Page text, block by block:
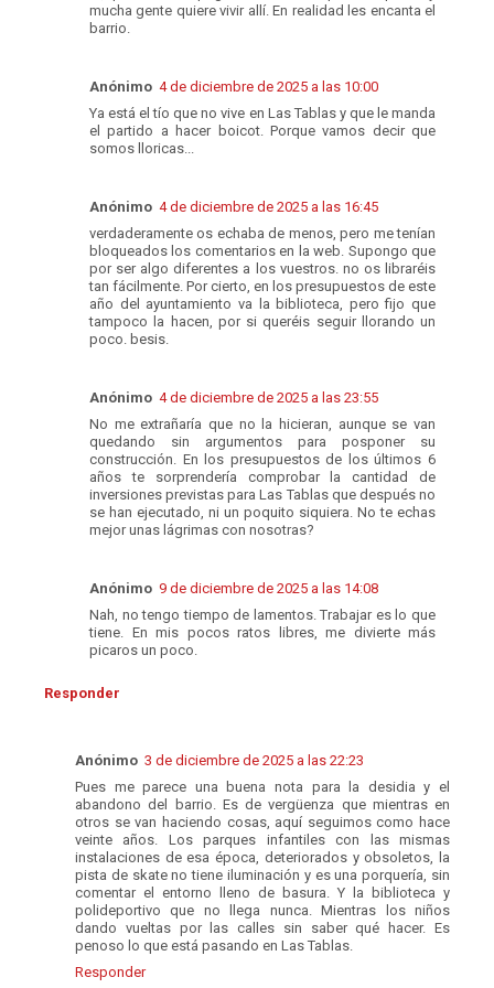
mucha gente quiere vivir allí. En realidad les encanta el
barrio.
Anónimo 4 de diciembre de 2025 a las 10:00
Ya está el tío que no vive en Las Tablas y que le manda
el partido a hacer boicot. Porque vamos decir que
somos lloricas...
Anónimo 4 de diciembre de 2025 a las 16:45
verdaderamente os echaba de menos, pero me tenían
bloqueados los comentarios en la web. Supongo que
por ser algo diferentes a los vuestros. no os libraréis
tan fácilmente. Por cierto, en los presupuestos de este
año del ayuntamiento va la biblioteca, pero fijo que
tampoco la hacen, por si queréis seguir llorando un
poco. besis.
Anónimo 4 de diciembre de 2025 a las 23:55
No me extrañaría que no la hicieran, aunque se van
quedando sin argumentos para posponer su
construcción. En los presupuestos de los últimos 6
años te sorprendería comprobar la cantidad de
inversiones previstas para Las Tablas que después no
se han ejecutado, ni un poquito siquiera. No te echas
mejor unas lágrimas con nosotras?
Anónimo 9 de diciembre de 2025 a las 14:08
Nah, no tengo tiempo de lamentos. Trabajar es lo que
tiene. En mis pocos ratos libres, me divierte más
picaros un poco.
Responder
Anónimo 3 de diciembre de 2025 a las 22:23
Pues me parece una buena nota para la desidia y el
abandono del barrio. Es de vergüenza que mientras en
otros se van haciendo cosas, aquí seguimos como hace
veinte años. Los parques infantiles con las mismas
instalaciones de esa época, deteriorados y obsoletos, la
pista de skate no tiene iluminación y es una porquería, sin
comentar el entorno lleno de basura. Y la biblioteca y
polideportivo que no llega nunca. Mientras los niños
dando vueltas por las calles sin saber qué hacer. Es
penoso lo que está pasando en Las Tablas.
Responder